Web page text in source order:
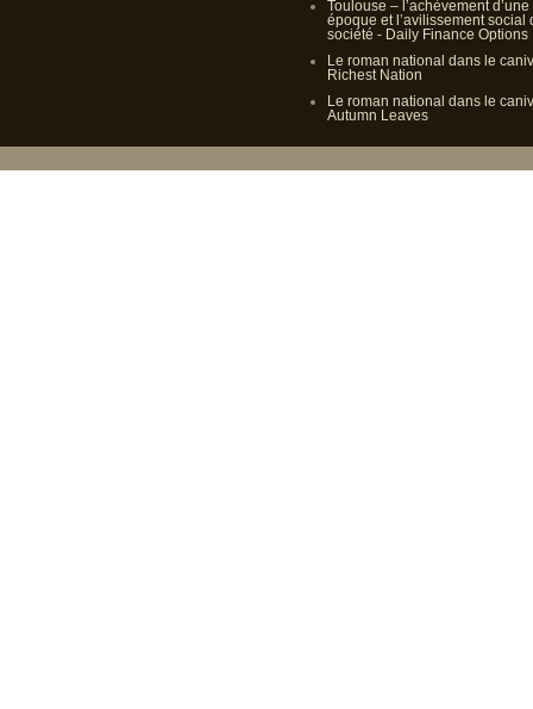
Toulouse – l’achèvement d’une
époque et l’avilissement social
société - Daily Finance Options
Le roman national dans le
Richest Nation
Le roman national dans le
Autumn Leaves